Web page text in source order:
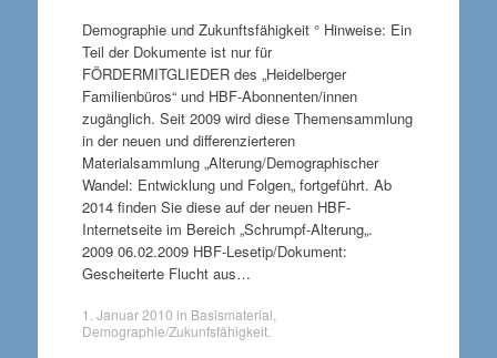
Demographie und Zukunftsfähigkeit ° Hinweise: Ein
Teil der Dokumente ist nur für
FÖRDERMITGLIEDER des „Heidelberger
Familienbüros“ und HBF-Abonnenten/innen
zugänglich. Seit 2009 wird diese Themensammlung
in der neuen und differenzierteren
Materialsammlung „Alterung/Demographischer
Wandel: Entwicklung und Folgen„ fortgeführt. Ab
2014 finden Sie diese auf der neuen HBF-
Internetseite im Bereich „Schrumpf-Alterung„.
2009 06.02.2009 HBF-Lesetip/Dokument:
Gescheiterte Flucht aus…
1. Januar 2010 in Basismaterial
Demographie/Zukunfsfähigkeit.